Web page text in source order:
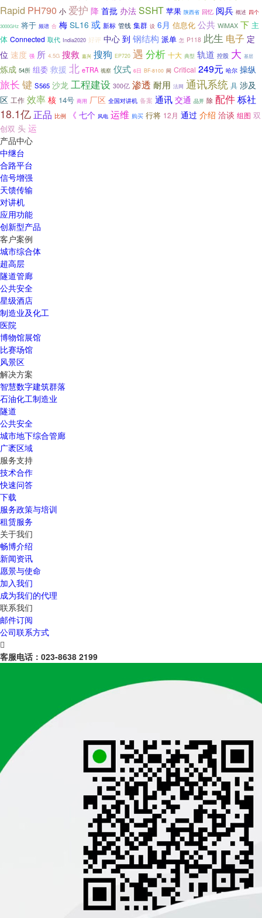
Rapid PH790 小 爱护 降 首批 办法 SSHT 苹果 陕西省 回忆 阅兵 概述 四个
3000GHz 将于 频谱 合 梅 SL16 或 新标 管线 集群 设 6月 信息化 公共 WiMAX 下 主
体 Connected 取代 India2020 好评 中心 到 钢结构 派单 怎 P118 此生 电子 定
位 速度 强 所 4.5G 搜救 嘉兴 搜狗 EP720 遇 分析 十大 典型 轨道 控股 大 基层
炼成 54所 组委 救援 北 eTRA 视察 仪式 6日 BF-8100 间 Critical 249元 哈尔 操纵
旅长 键 S565 沙龙 工程建设 300亿 渗透 耐用 法网 通讯系统 具 涉及
区 工作 效率 核 14号 商用 厂区 全国对讲机 备案 通讯 交通 品开 除 配件栎社
18.1亿 正品 比例 《 七个 风电 运维 购买 行将 12月 通过 介绍 洽谈 组图 双
创双 头 运
产品中心
中继台
合路平台
信号增强
天馈传输
对讲机
应用功能
创新型产品
客户案例
城市综合体
超高层
隧道管廊
公共安全
星级酒店
制造业及化工
医院
博物馆展馆
比赛场馆
风景区
解决方案
智慧数字建筑群落
石油化工制造业
隧道
公共安全
城市地下综合管廊
广袤区域
服务支持
技术合作
快速问答
下载
服务政策与培训
租赁服务
关于我们
畅博介绍
新闻资讯
愿景与使命
加入我们
成为我们的代理
联系我们
邮件订阅
公司联系方式

客服电话： 023-8638 2199